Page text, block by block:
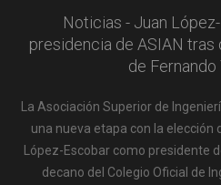
Noticias - Juan
presidencia de ASIAN
de
La Asociación Superior de
una nueva etapa con la elección
López-Escobar como presidente
decano del Colegio Oficial de